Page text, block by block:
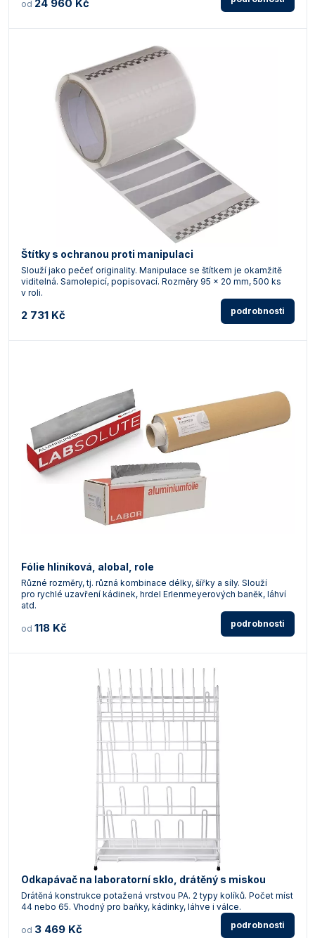
od 24 960 Kč
Štítky s ochranou proti manipulaci
Slouží jako pečeť originality. Manipulace se štítkem je okamžitě
viditelná. Samolepicí, popisovací. Rozměry 95 x 20 mm, 500 ks
v roli.
2 731 Kč podrobnosti
Fólie hliníková, alobal, role
Různé rozměry, tj. různá kombinace délky, šířky a síly. Slouží
pro rychlé uzavření kádinek, hrdel Erlenmeyerových baněk, láhví
atd.
od 118 Kč podrobnosti
Odkapávač na laboratorní sklo, drátěný s miskou
Drátěná konstrukce potažená vrstvou PA. 2 typy kolíků. Počet míst
44 nebo 65. Vhodný pro baňky, kádinky, láhve i válce.
od 3 469 Kč podrobnosti